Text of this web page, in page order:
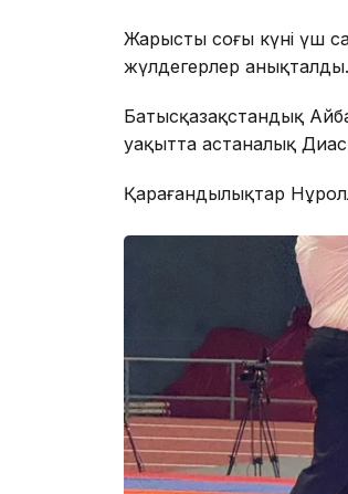
Жарыстың соңғы күні үш
жүлдегерлер анықталды.
Батысқазақстандық
уақытта астаналық Диас
Қарағандылықтар